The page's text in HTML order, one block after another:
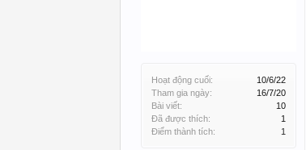
Hoạt động cuối:
10/6/22
Tham gia ngày:
16/7/20
Bài viết:
10
Đã được thích:
1
Điểm thành tích:
1